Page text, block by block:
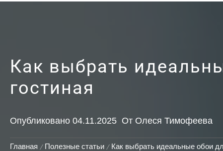
Как выбрать
гостиная
Опубликовано 04.11.2025 От Олеся Тимофеева
Главная Полезные статьи Как выбрать идеальные обои